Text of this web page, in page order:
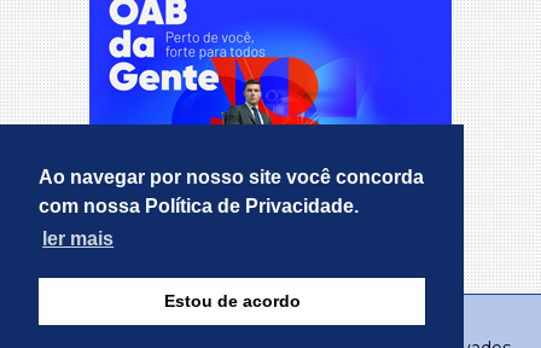
Ao navegar por nosso site você concorda
com nossa Política de Privacidade.
ler mais
Estou de acordo